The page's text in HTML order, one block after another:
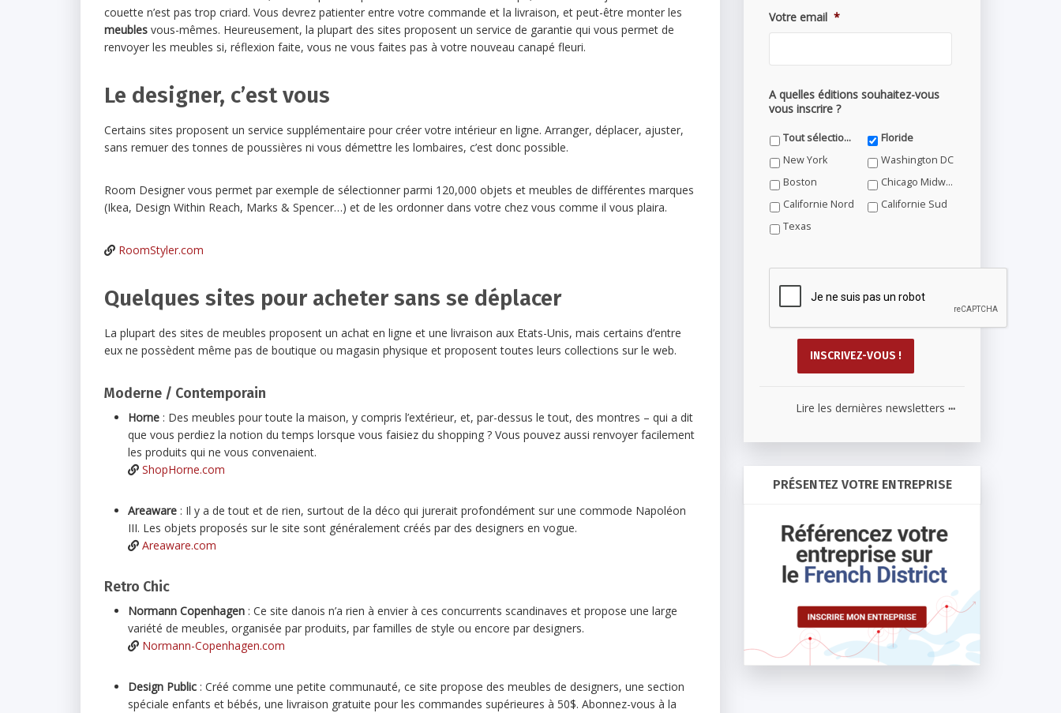
couette n’est pas trop criard. Vous devrez patienter entre votre commande et la livraison, et peut-être monter les
meubles vous-mêmes. Heureusement, la plupart des sites proposent un service de garantie qui vous permet de
renvoyer les meubles si, réflexion faite, vous ne vous faites pas à votre nouveau canapé fleuri.
Le designer, c’est vous
Certains sites proposent un service supplémentaire pour créer votre intérieur en ligne. Arranger, déplacer, ajuster,
sans remuer des tonnes de poussières ni vous démettre les lombaires, c’est donc possible.
Room Designer vous permet par exemple de sélectionner parmi 120,000 objets et meubles de différentes marques
(Ikea, Design Within Reach, Marks & Spencer…) et de les ordonner dans votre chez vous comme il vous plaira.
RoomStyler.com
Quelques sites pour acheter sans se déplacer
La plupart des sites de meubles proposent un achat en ligne et une livraison aux Etats-Unis, mais certains d’entre
eux ne possèdent même pas de boutique ou magasin physique et proposent toutes leurs collections sur le web.
Moderne / Contemporain
Horne : Des meubles pour toute la maison, y compris l’extérieur, et, par-dessus le tout, des montres – qui a dit
que vous perdiez la notion du temps lorsque vous faisiez du shopping ? Vous pouvez aussi renvoyer facilement
les produits qui ne vous convenaient.
ShopHorne.com
Areaware : Il y a de tout et de rien, surtout de la déco qui jurerait profondément sur une commode Napoléon
III. Les objets proposés sur le site sont généralement créés par des designers en vogue.
Areaware.com
Retro Chic
Normann Copenhagen : Ce site danois n’a rien à envier à ces concurrents scandinaves et propose une large
variété de meubles, organisée par produits, par familles de style ou encore par designers.
Normann-Copenhagen.com
Design Public : Créé comme une petite communauté, ce site propose des meubles de designers, une section
spéciale enfants et bébés, une livraison gratuite pour les commandes supérieures à 50$. Abonnez-vous à la
Votre email *
A quelles éditions souhaitez-vous
vous inscrire ?
Tout sélectionner
Floride
New York
Washington DC
Boston
Chicago Midwest
Californie Nord
Californie Sud
Texas
Lire les dernières newsletters ...
PRÉSENTEZ VOTRE ENTREPRISE